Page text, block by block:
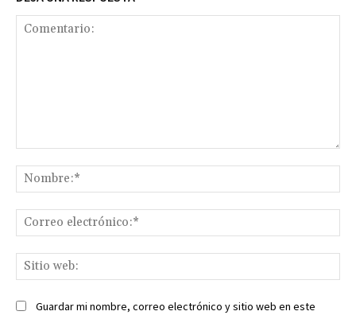
Guardar mi nombre, correo electrónico y sitio web en este